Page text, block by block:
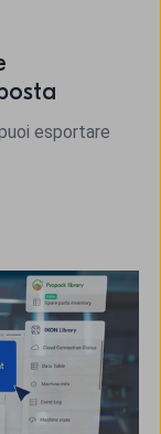
esportare